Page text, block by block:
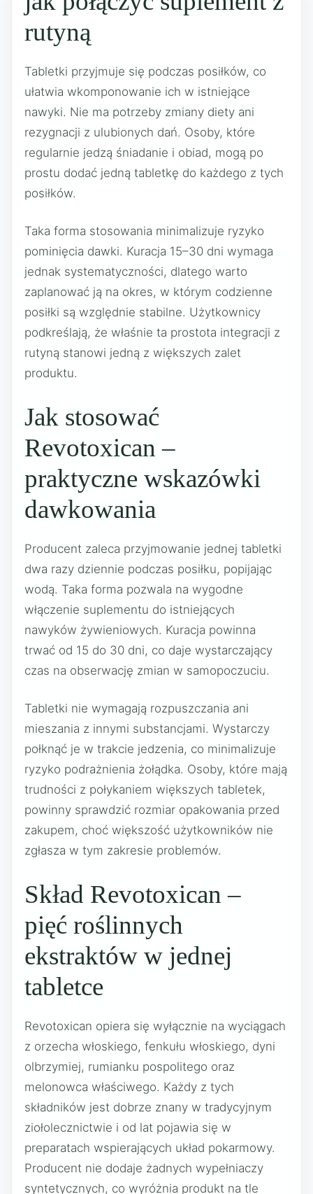
rutyną
Tabletki przyjmuje się podczas posiłków, co
ułatwia wkomponowanie ich w istniejące
nawyki. Nie ma potrzeby zmiany diety ani
rezygnacji z ulubionych dań. Osoby, które
regularnie jedzą śniadanie i obiad, mogą po
prostu dodać jedną tabletkę do każdego z tych
posiłków.
Taka forma stosowania minimalizuje ryzyko
pominięcia dawki. Kuracja 15–30 dni wymaga
jednak systematyczności, dlatego warto
zaplanować ją na okres, w którym codzienne
posiłki są względnie stabilne. Użytkownicy
podkreślają, że właśnie ta prostota integracji z
rutyną stanowi jedną z większych zalet
produktu.
Jak stosować
Revotoxican –
praktyczne wskazówki
dawkowania
Producent zaleca przyjmowanie jednej tabletki
dwa razy dziennie podczas posiłku, popijając
wodą. Taka forma pozwala na wygodne
włączenie suplementu do istniejących
nawyków żywieniowych. Kuracja powinna
trwać od 15 do 30 dni, co daje wystarczający
czas na obserwację zmian w samopoczuciu.
Tabletki nie wymagają rozpuszczania ani
mieszania z innymi substancjami. Wystarczy
połknąć je w trakcie jedzenia, co minimalizuje
ryzyko podrażnienia żołądka. Osoby, które mają
trudności z połykaniem większych tabletek,
powinny sprawdzić rozmiar opakowania przed
zakupem, choć większość użytkowników nie
zgłasza w tym zakresie problemów.
Skład Revotoxican –
pięć roślinnych
ekstraktów w jednej
tabletce
Revotoxican opiera się wyłącznie na wyciągach
z orzecha włoskiego, fenkułu włoskiego, dyni
olbrzymiej, rumianku pospolitego oraz
melonowca właściwego. Każdy z tych
składników jest dobrze znany w tradycyjnym
ziołolecznictwie i od lat pojawia się w
preparatach wspierających układ pokarmowy.
Producent nie dodaje żadnych wypełniaczy
syntetycznych, co wyróżnia produkt na tle